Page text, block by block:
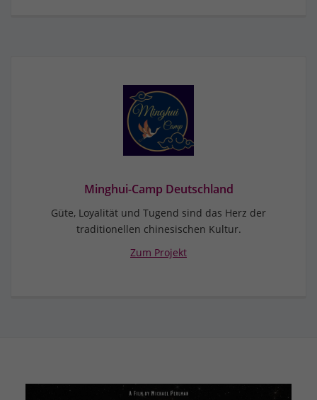
Minghui-Camp Deutschland
Güte, Loyalität und Tugend sind das Herz der
traditionellen chinesischen Kultur.
Zum Projekt